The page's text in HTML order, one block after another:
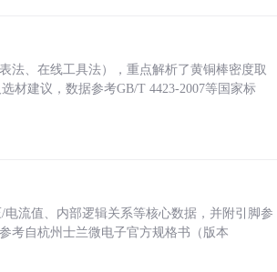
法、在线工具法），重点解析了黄铜棒密度取
材建议，数据参考GB/T 4423-2007等国家标
流值、内部逻辑关系等核心数据，并附引脚参
考自杭州士兰微电子官方规格书（版本